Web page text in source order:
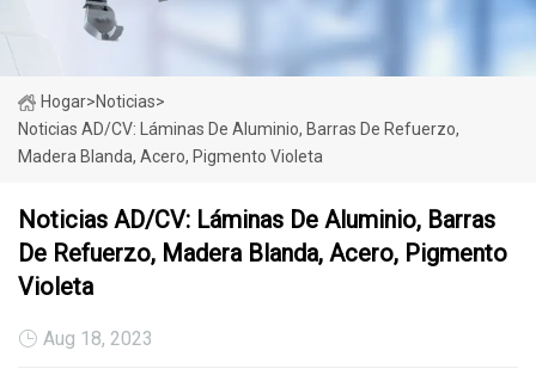
Hogar>Noticias>
Noticias AD/CV: Láminas De Aluminio, Barras De Refuerzo,
Madera Blanda, Acero, Pigmento Violeta
Noticias AD/CV: Láminas De Aluminio, Barras
De Refuerzo, Madera Blanda, Acero, Pigmento
Violeta
Aug 18, 2023